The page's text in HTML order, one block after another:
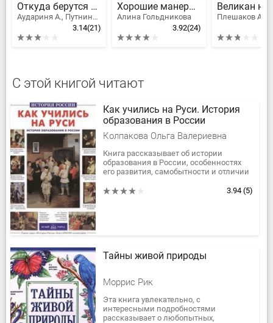
Откуда берутся дети?
Аудариня А., Путниньш М.
3.14(21)
Хорошие манеры в рисунках и примерах
Алина Гольдникова
3.92(24)
С этой книгой читают
Как учились на Руси. История
образования в России
Колпакова Ольга Валериевна
Книга рассказывает об истории
образования в России, особенностях
его развития, самобытности и отличии
нескольких очерках повествуется, как...
3.94 (5)
Тайны живой природы
Моррис Рик
Эта книга увлекательно, с
интересными подробностями
рассказывает о любопытных,